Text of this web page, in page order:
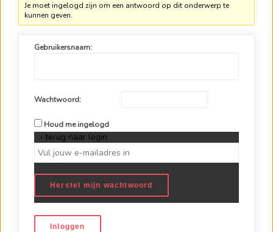
Je moet ingelogd zijn om een antwoord op dit onderwerp te
kunnen geven.
Gebruikersnaam:
Wachtwoord:
Houd me ingelogd
‹ terug naar login
Herstel mijn wachtwoord
Inloggen